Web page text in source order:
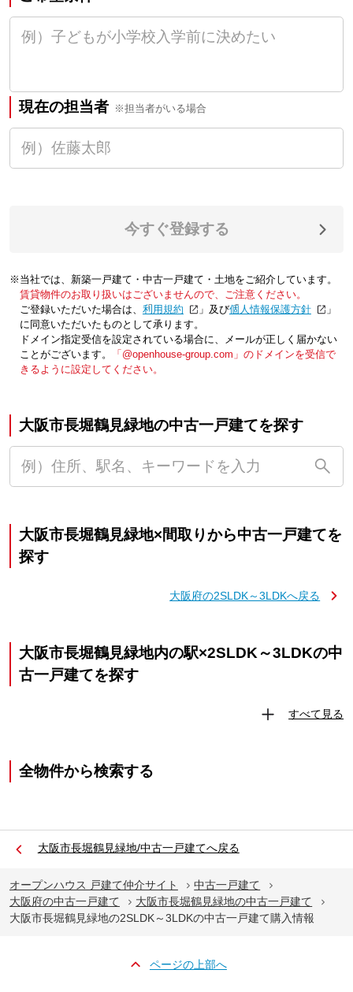
現在の担当者 ※担当者がいる場合
今すぐ登録する
※当社では、新築一戸建て・中古一戸建て・土地をご紹介しています。
賃貸物件のお取り扱いはございませんので、ご注意ください。
ご登録いただいた場合は、「利用規約 」及び「個人情報保護方針
」
に同意いただいたものとして承ります。
ドメイン指定受信を設定されている場合に、メールが正しく届かない
ことがございます。
「@openhouse-group.com」のドメインを受信で
きるように設定してください。
大阪市長堀鶴見緑地の中古一戸建てを探す
大阪市長堀鶴見緑地×間取りから中古一戸建てを
探す
大阪府の2SLDK～3LDKへ戻る
大阪市長堀鶴見緑地内の駅×2SLDK～3LDKの中
古一戸建てを探す
すべて見る
全物件から検索する
大阪市長堀鶴見緑地/中古一戸建てへ戻る
オープンハウス 戸建て仲介サイト
中古一戸建て
大阪府の中古一戸建て
大阪市長堀鶴見緑地の中古一戸建て
大阪市長堀鶴見緑地の2SLDK～3LDKの中古一戸建て購入情報
ページの上部へ